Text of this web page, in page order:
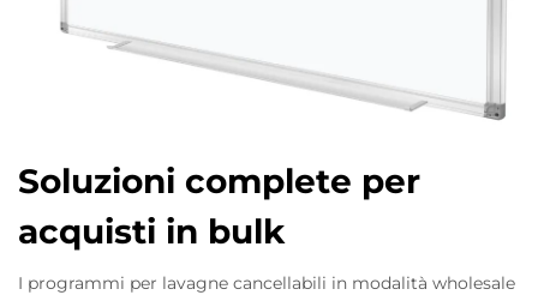
Soluzioni complete per
acquisti in bulk
I programmi per lavagne cancellabili in modalità wholesale